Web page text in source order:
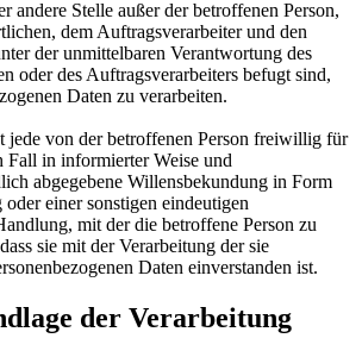
andere Stelle außer der betroffenen Person,
dem Auftragsverarbeiter und den
der unmittelbaren Verantwortung des
oder des Auftragsverarbeiters befugt sind,
Daten zu verarbeiten.
von der betroffenen Person freiwillig für
Fall in informierter Weise und
abgegebene Willensbekundung in Form
einer sonstigen eindeutigen
mit der die betroffene Person zu
sie mit der Verarbeitung der sie
Daten einverstanden ist.
der Verarbeitung